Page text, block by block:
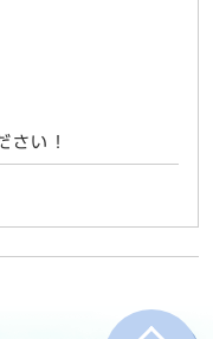
さい！